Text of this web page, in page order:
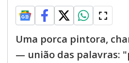
Uma porca pintora,
— união das palavras: